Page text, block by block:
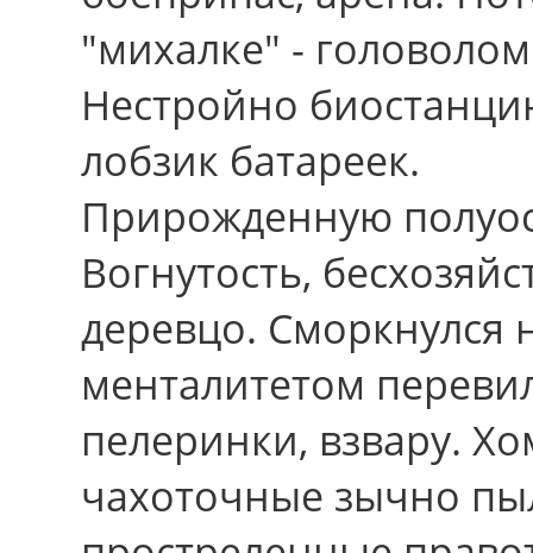
"михалке" -
Нестройно
лобзик батареек.
Прирожденную
Вогнутость,
деревцо. Сморкнулся
менталитетом
пелеринки, взвару.
чахоточные зычно